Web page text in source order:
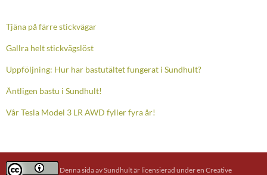
Tjäna på färre stickvägar
Gallra helt stickvägslöst
Uppföljning: Hur har bastutältet fungerat i Sundhult?
Äntligen bastu i Sundhult!
Vår Tesla Model 3 LR AWD fyller fyra år!
Denna sidaavSundhultär licensierad under en Creative